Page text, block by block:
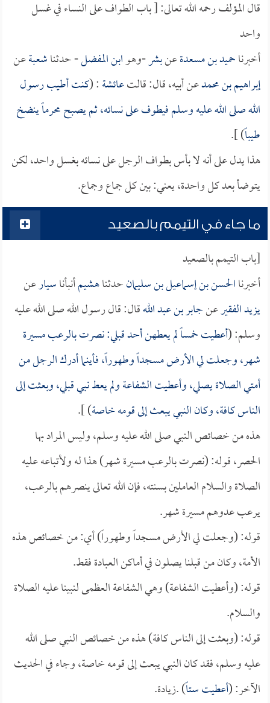
قال المؤلف رحمه الله تعالى: [ باب الطواف على النساء في غسل
واحد
أخبرناحميد بن مسعدةعنبشر-وهوابن المفضل- حدثناشعبةعن
إبراهيم بن محمدعن أبيه، قال: قالتعائشة: (كنت أطيب رسول
الله صلى الله عليه وسلم فيطوف على نسائه، ثم يصبح محرماً ينضخ
طيباً) ].
هذا يدل على أنه لا بأس بطواف الرجل على نسائه بغسل واحد، لكن
يتوضأ بعد كل واحدة، يعني: بين كل جماع وجماع.
ما جاء في التيمم بالصعيد
[باب التيمم بالصعيد
أخبرناالحسن بن إسماعيل بن سليمانحدثناهشيمأنبأناسيارعن
يزيد الفقيرعنجابر بن عبد اللهقال: قال رسول الله صلى الله عليه
وسلم: (أعطيت خمساً لم يعطهن أحد قبلي: نصرت بالرعب مسيرة
شهر، وجعلت لي الأرض مسجداً وطهوراً، فأينما أدرك الرجل من
أمتي الصلاة يصلي، وأعطيت الشفاعة ولم يعط نبي قبلي، وبعثت إلى
الناس كافة، وكان النبي يبعث إلى قومه خاصة) ].
هذه من خصائص النبي صلى الله عليه وسلم، وليس المراد بها
الحصر، قوله: (نصرت بالرعب مسيرة شهر) هذا له ولأتباعه عليه
الصلاة والسلام العاملين بسنته، فإن الله تعالى ينصرهم بالرعب،
يرعب عدوهم مسيرة شهر.
قوله: (وجعلت لي الأرض مسجداً وطهوراً) أي: من خصائص هذه
الأمة، وكان من قبلنا يصلون في أماكن العبادة فقط.
قوله: (وأعطيت الشفاعة) وهي الشفاعة العظمى لنبينا عليه الصلاة
والسلام.
قوله: (وبعثت إلى الناس كافة) هذه من خصائص النبي صلى الله
عليه وسلم، فقد كان النبي يبعث إلى قومه خاصة، وجاء في الحديث
الآخر: (أعطيت ستاً) .زيادة.